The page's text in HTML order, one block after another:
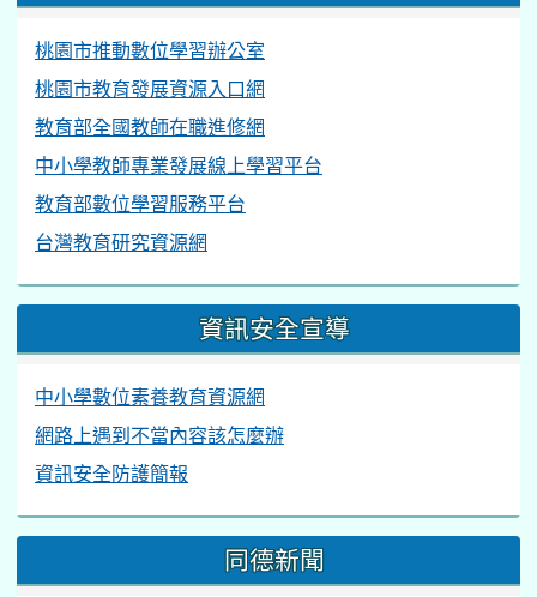
桃園市推動數位學習辦公室
桃園市教育發展資源入口網
教育部全國教師在職進修網
中小學教師專業發展線上學習平台
教育部數位學習服務平台
台灣教育研究資源網
資訊安全宣導
中小學數位素養教育資源網
網路上遇到不當內容該怎麼辦
資訊安全防護簡報
同德新聞